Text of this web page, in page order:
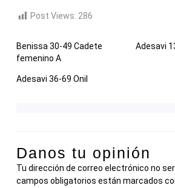
Post Views: 286
Benissa 30-49 Cadete
femenino A
Adesavi
Adesavi 36-69 Onil
Danos tu opinión
Tu dirección de correo electrónico no
campos obligatorios están marcados